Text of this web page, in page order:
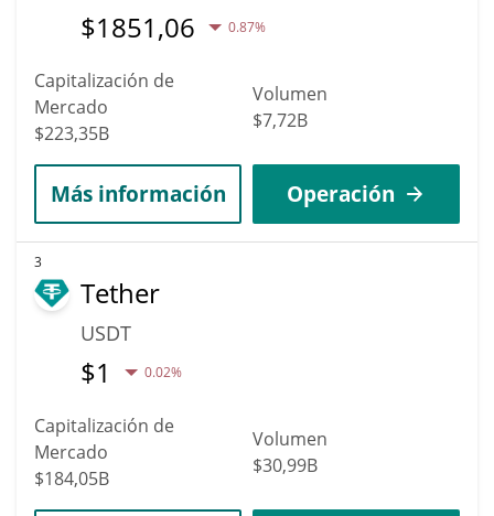
$1851,06 0.87%
Capitalización de
Mercado
$223,35B
Volumen
$7,72B
Más información Operación
3
Tether
USDT
$1 0.02%
Capitalización de
Mercado
$184,05B
Volumen
$30,99B